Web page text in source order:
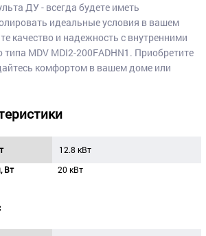
ДУ - всегда будете иметь
идеальные условия в вашем
качество и надежность с внутренними
MDV MDI2-200FADHN1. Приобретите
комфортом в вашем доме или
12.8 кВт
Вт
20 кВт